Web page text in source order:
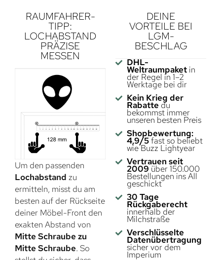
RAUMFAHRER-
TIPP:
LOCHABSTAND
PRÄZISE
MESSEN
Um den passenden
Lochabstand zu
ermitteln, misst du am
besten auf der Rückseite
deiner Möbel-Front den
exakten Abstand von
Mitte Schraube zu
Mitte Schraube. So
DEINE
VORTEILE BEI
LGM-
BESCHLAG
DHL-
Weltraumpaketin
der Regel in 1–2
Werktage bei dir
Kein Krieg der
Rabattedu
bekommst immer
unseren besten Preis
Shopbewertung:
4,9/5fast so beliebt
wie Buzz Lightyear
Vertrauen seit
2009über 150.000
Bestellungen ins All
geschickt
30 Tage
Rückgaberecht
innerhalb der
Milchstraße
Verschlüsselte
Datenübertragung
sicher vor dem
Imperium